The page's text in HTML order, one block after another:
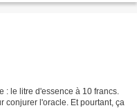
: le litre d'essence à 10 francs.
conjurer l'oracle. Et pourtant, ça